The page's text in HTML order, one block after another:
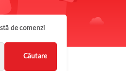
de comenzi
Căutare